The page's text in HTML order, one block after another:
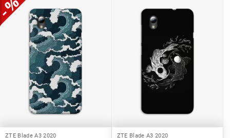
ZTE Blade A3 2020 ZTE Blade A3 2020